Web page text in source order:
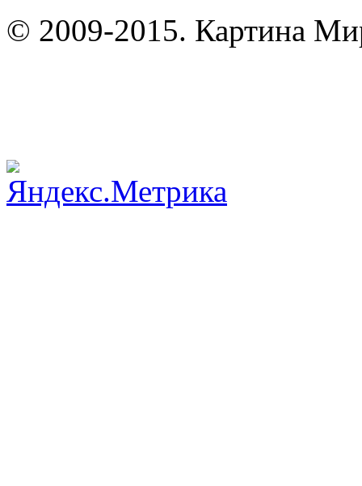
© 2009-2015. Картина